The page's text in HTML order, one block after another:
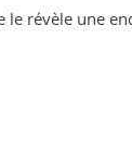
le révèle une